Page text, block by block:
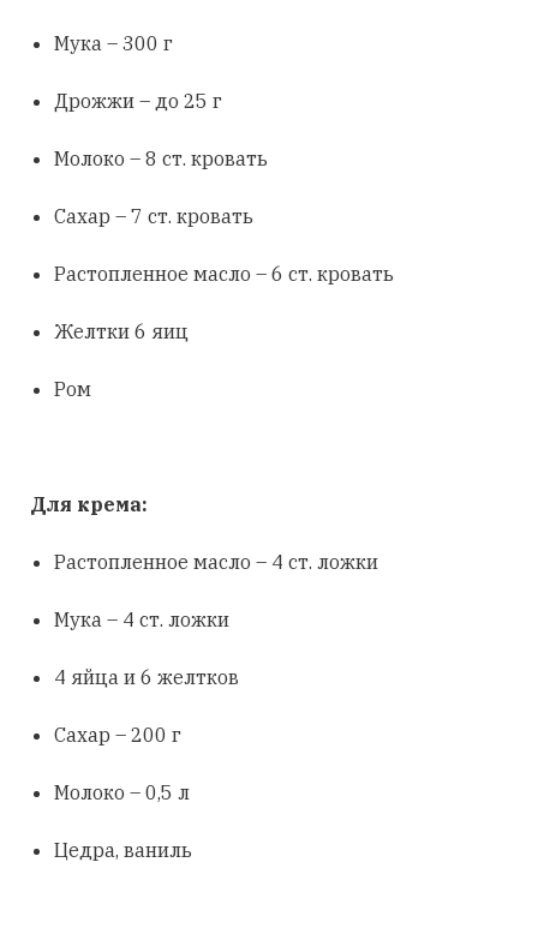
Мука – 300 г
Дрожжи – до 25 г
Молоко – 8 ст. кровать
Сахар – 7 ст. кровать
Растопленное масло – 6 ст. кровать
Желтки 6 яиц
Ром
Для крема:
Растопленное масло – 4 ст. ложки
Мука – 4 ст. ложки
4 яйца и 6 желтков
Сахар – 200 г
Молоко – 0,5 л
Цедра, ваниль